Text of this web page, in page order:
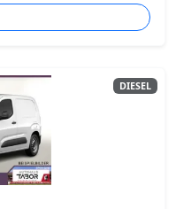
DIESEL